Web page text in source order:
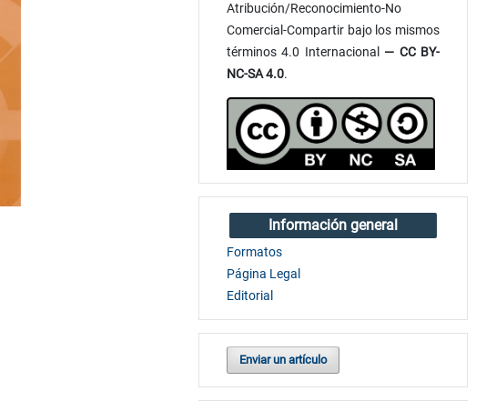
Atribución/Reconocimiento-No
Comercial-Compartir bajo los mismos
términos 4.0 Internacional — CC BY-
NC-SA 4.0.
Información general
Formatos
Página Legal
Editorial
Enviar un artículo